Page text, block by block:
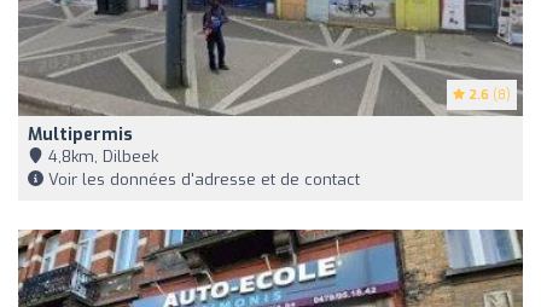
2.6 (8)
Multipermis
4,8km, Dilbeek
Voir les données d'adresse et de contact